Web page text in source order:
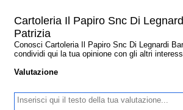
Cartoleria Il Papiro Snc Di
Patrizia
Conosci Cartoleria Il Papiro Snc Di Legnardi
condividi qui la tua opinione con gli altri
Valutazione